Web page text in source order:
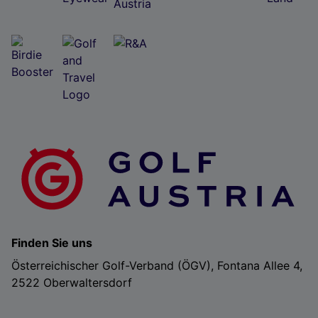
Finden Sie uns
Österreichischer Golf-Verband (ÖGV), Fontana Allee 4,
2522 Oberwaltersdorf
aktiv abfragen. Speichern von oder Zugriff auf Informationen auf einem
Endgerät. Personalisierte Werbung und Inhalte, Messung von Werbeleistung
und der Performance von Inhalten, Zielgruppenforschung sowie Entwicklung
und Verbesserung von Angeboten.
Liste der Partner (Lieferanten)